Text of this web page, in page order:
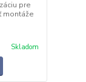
pre
montáže
Skladom